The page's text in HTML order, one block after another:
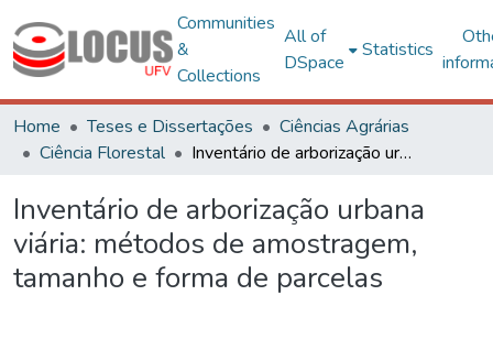
Communities
&
Collections
All of
DSpace
Statistics
Home Teses e Dissertações
Ciências Agrárias
Ciência Florestal
Inventário de arborização urbana viária: métodos de amostragem, tamanho e forma de parcelas
Inventário de arborização urbana
viária: métodos de amostragem,
tamanho e forma de parcelas